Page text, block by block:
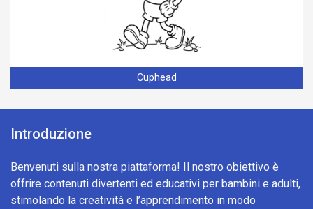
Cuphead
Introduzione
Benvenuti sulla nostra piattaforma! Il nostro obiettivo è
offrire contenuti divertenti ed educativi per bambini e adulti,
stimolando la creatività e l’apprendimento in modo